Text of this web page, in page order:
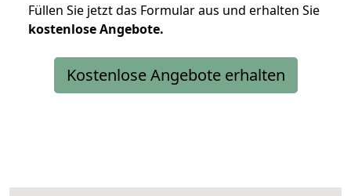
Füllen Sie jetzt das Formular aus und erhalten Sie
kostenloseAngebote.
Kostenlose Angebote erhalten